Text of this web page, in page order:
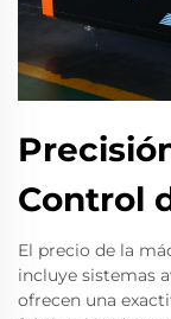
Control
El precio de la
incluye sistemas
ofrecen una